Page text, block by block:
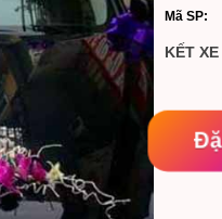
Mã SP:
KẾT